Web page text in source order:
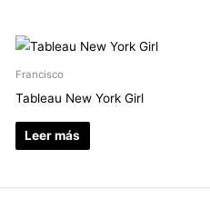
Francisco
Tableau New York Girl
Leer más